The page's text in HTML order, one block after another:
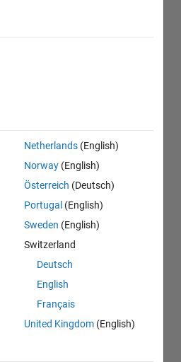
Netherlands (English)
Norway (English)
Österreich (Deutsch)
Portugal (English)
Sweden (English)
Switzerland
Deutsch
English
Français
United Kingdom (English)